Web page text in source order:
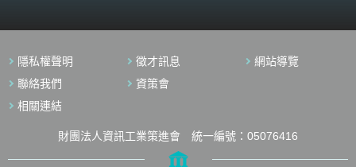
料為主之機構、組織皆須指派資料保護專員，負責進行資料保護影響評估
理等作業。 資料保存之限制（Data storage limitation）：規範於草案第10
人資料只能保存於本國內，即資料在地化限制。 違反草案規定處高額罰金
與刑罰：規範於草案第69條以下，資料保有者若違反相關規定，依情節會處
以5億至15億盧比（INR）或是上一年度全球營業總額2%-4%罰金以及依據
相關刑事法處罰。 [1]對於敏感個人資料之定義，草案第3-35條規定，包含
財務資料、密碼、身分證號碼、性生活、性取向、生物辨識資料、遺傳資
料、跨性別身分（transgender status）、雙性人身分（intersex status）、
隱私權聲明 徵才訊息
網站導覽
聯絡我們
資策會
相關連結
財團法人資訊工業策進會 統一編號：05076416